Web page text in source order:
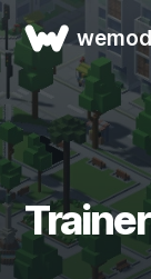
wemod